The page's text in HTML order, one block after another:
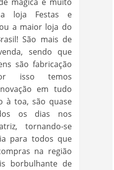
loja Festas e
a maior loja do
São mais de
sendo que
são fabricação
isso temos
em tudo
à toa, são quase
os dias nos
tornando-se
para todos que
na região
borbulhante de